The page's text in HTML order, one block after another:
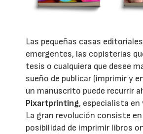
Las pequeñas casas
emergentes, las copisterías
tesis o cualquiera que desee
sueño de publicar (imprimir y
un manuscrito puede recurrir
Pixartprinting, especialista
La gran revolución consiste
posibilidad de imprimir libros